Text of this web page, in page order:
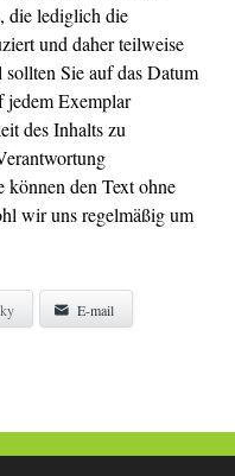
die lediglich die
und daher teilweise
Sie auf das Datum
jedem Exemplar
des Inhalts zu
den Text ohne
wir uns regelmäßig um
E-mail